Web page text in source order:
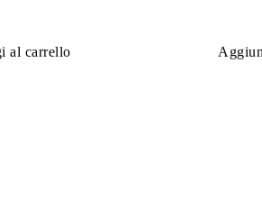
al carrello